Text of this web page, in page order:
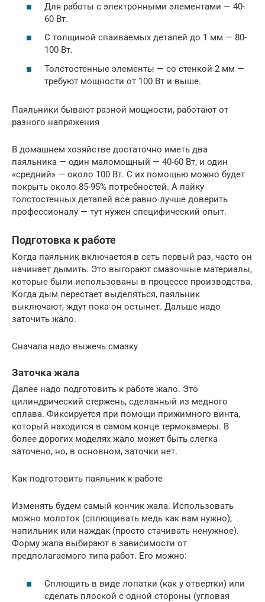
Для работы с электронными элементами — 40-
60 Вт.
С толщиной спаиваемых деталей до 1 мм — 80-
100 Вт.
Толстостенные элементы — со стенкой 2 мм —
требуют мощности от 100 Вт и выше.
Паяльники бывают разной мощности, работают от
разного напряжения
В домашнем хозяйстве достаточно иметь два
паяльника — один маломощный — 40-60 Вт, и один
«средний» — около 100 Вт. С их помощью можно будет
покрыть около 85-95% потребностей. А пайку
толстостенных деталей все равно лучше доверить
профессионалу — тут нужен специфический опыт.
Подготовка к работе
Когда паяльник включается в сеть первый раз, часто он
начинает дымить. Это выгорают смазочные материалы,
которые были использованы в процессе производства.
Когда дым перестает выделяться, паяльник
выключают, ждут пока он остынет. Дальше надо
заточить жало.
Сначала надо выжечь смазку
Заточка жала
Далее надо подготовить к работе жало. Это
цилиндрический стержень, сделанный из медного
сплава. Фиксируется при помощи прижимного винта,
который находится в самом конце термокамеры. В
более дорогих моделях жало может быть слегка
заточено, но, в основном, заточки нет.
Как подготовить паяльник к работе
Изменять будем самый кончик жала. Использовать
можно молоток (сплющивать медь как вам нужно),
напильник или наждак (просто стачивать ненужное).
Форму жала выбирают в зависимости от
предполагаемого типа работ. Его можно:
Сплющить в виде лопатки (как у отвертки) или
сделать плоской с одной стороны (угловая